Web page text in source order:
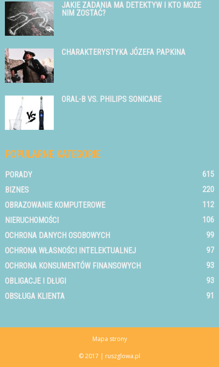
JAKIE ZADANIA MA DETEKTYW I KTO MOŻE
NIM ZOSTAĆ?
CHARAKTERYSTYKA JÓZEFA PAPKINA
ORAL-B VS. PHILIPS SONICARE
POPULARNE KATEGORIE
PORADY
615
BIZNES
220
OBRAZOWANIE KOMPUTEROWE
112
NIERUCHOMOŚCI
106
OCHRONA DANYCH OSOBOWYCH
99
OCHRONA WŁASNOŚCI INTELEKTUALNEJ
97
OCHRONA KONSUMENTÓW FINANSOWYCH
93
OBLIGACJE I DŁUGI
93
OBSŁUGA KLIENTA
91
Mapa strony
© 2017 | ruszglowa.pl